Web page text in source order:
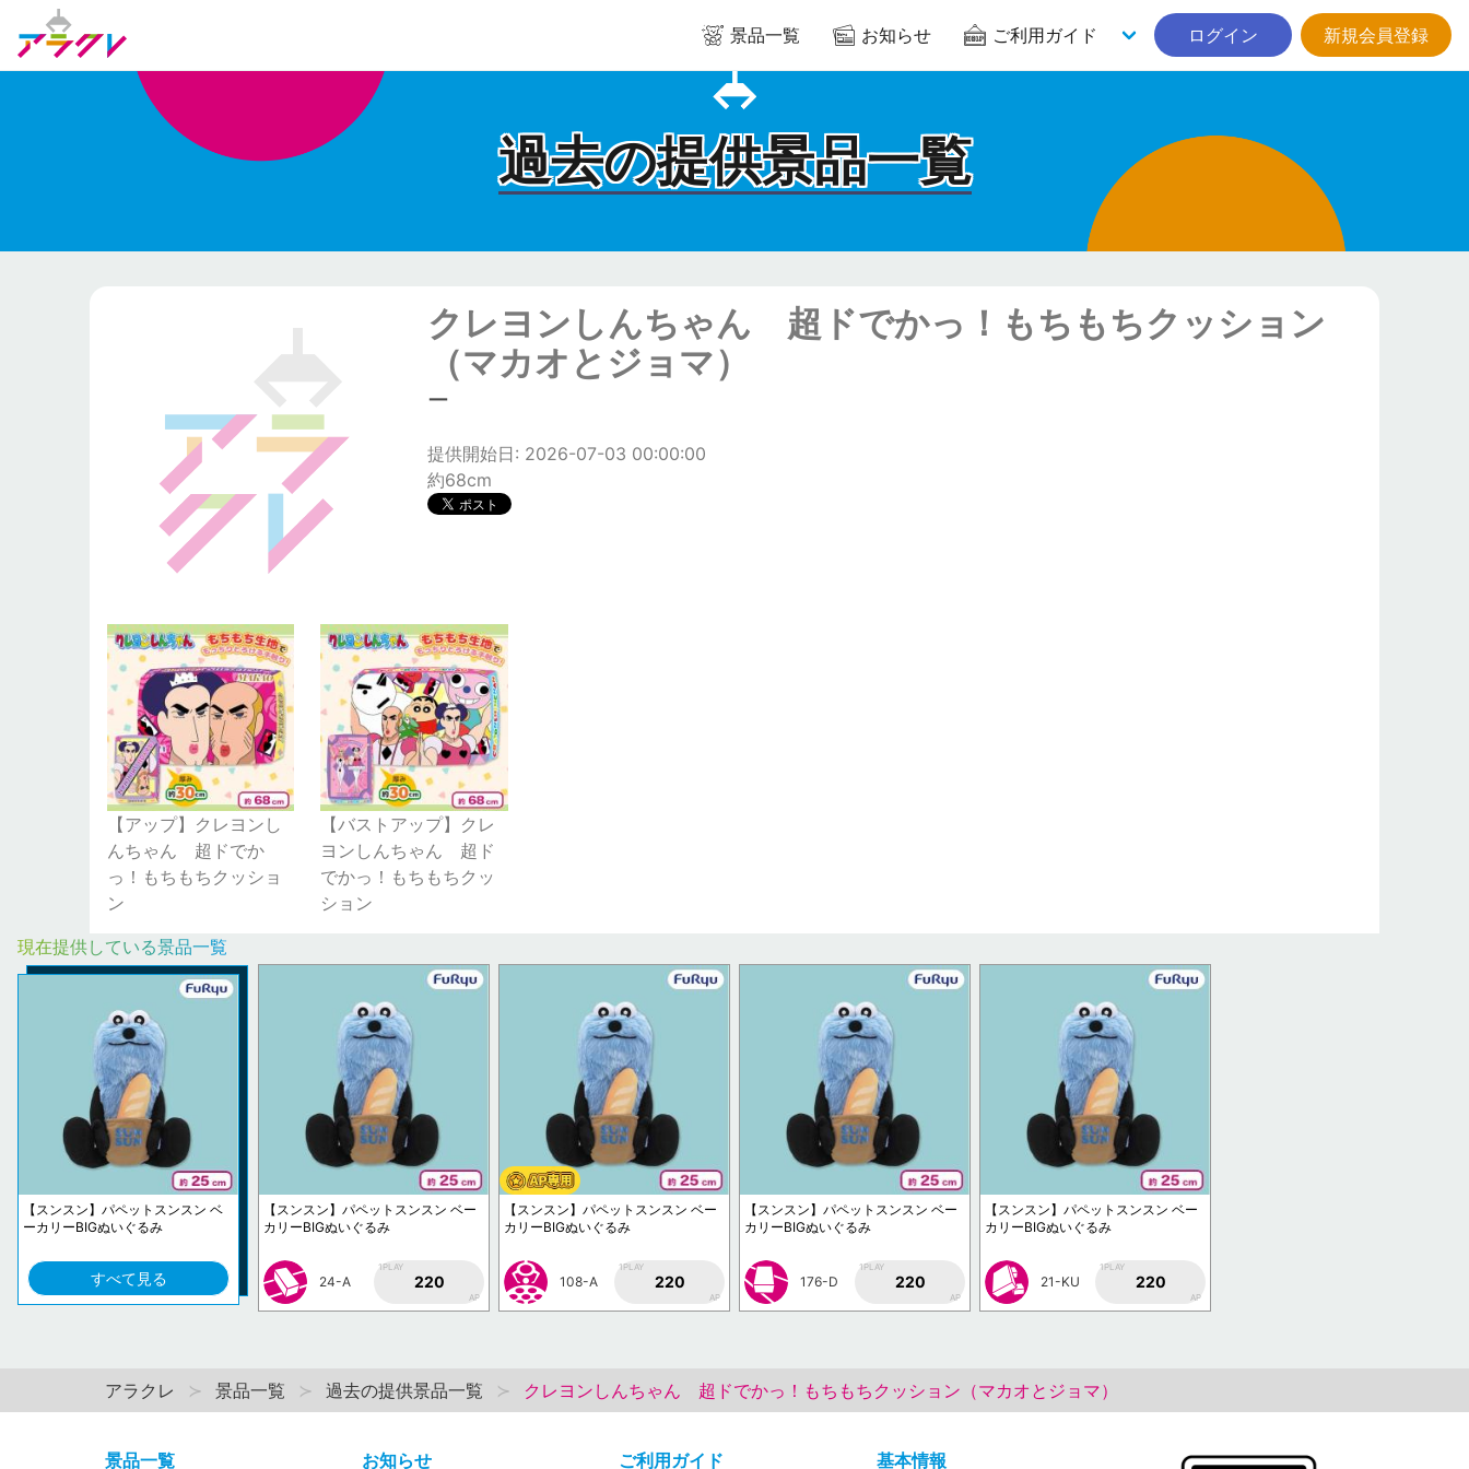
景品一覧 お知らせ ご利用ガイド ログイン 新規会員登録
過去の提供景品一覧
クレヨンしんちゃん 超ドでかっ！もちもちクッション
（マカオとジョマ）
ー
提供開始日: 2026-07-03 00:00:00
約68cm
【アップ】クレヨンし
んちゃん 超ドでか
っ！もちもちクッショ
ン
【バストアップ】クレ
ヨンしんちゃん 超ド
でかっ！もちもちクッ
ション
現在提供している景品一覧
【スンスン】パペットスンスン ベ
ーカリーBIGぬいぐるみ
すべて見る
【スンスン】パペットスンスン ベー
カリーBIGぬいぐるみ
24-A
1PLAY
220
AP
【スンスン】パペットスンスン ベー
カリーBIGぬいぐるみ
108-A
1PLAY
220
AP
【スンスン】パペットスンスン ベー
カリーBIGぬいぐるみ
176-D
1PLAY
220
AP
【スンスン】パペットスンスン ベー
カリーBIGぬいぐるみ
21-KU
1PLAY
220
AP
アラクレ 景品一覧 過去の提供景品一覧 クレヨンしんちゃん 超ドでかっ！もちもちクッション（マカオとジョマ）
景品一覧 お知らせ ご利用ガイド 基本情報